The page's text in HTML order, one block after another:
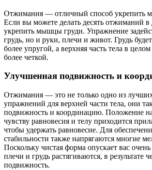
Отжимания — отличный способ укрепить
Если вы можете делать десять отжиманий
укрепить мышцы груди. Упражнение
грудь, но и руки, плечи и живот. Грудь
более упругой, а верхняя часть тела в целом
более четкой.
Улучшенная подвижность и
Отжимания — это не только одно из
упражнений для верхней части тела, они
подвижность и координацию. Положение
чувству равновесия и телу приходится
чтобы удержать равновесие. Для
стабильности также напрягаются многие
Поскольку чистая форма опускает вас
плечи и грудь растягиваются, в результате
подвижность.